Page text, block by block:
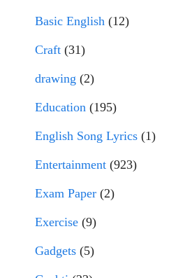
Basic English (12)
Craft (31)
drawing (2)
Education (195)
English Song Lyrics (1)
Entertainment (923)
Exam Paper (2)
Exercise (9)
Gadgets (5)